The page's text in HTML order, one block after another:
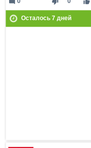
Осталось 7дней